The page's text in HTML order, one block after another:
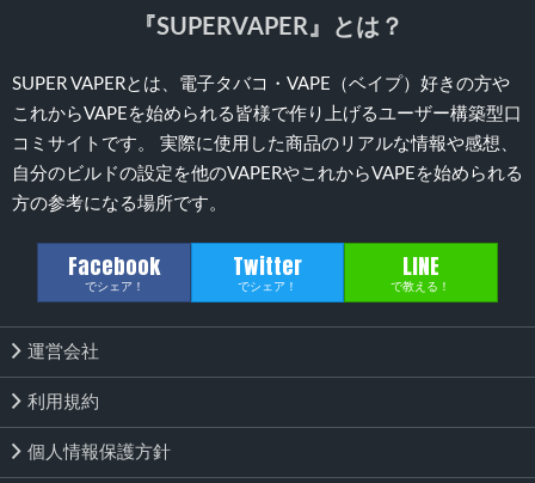
『SUPERVAPER』とは？
SUPER VAPERとは、電子タバコ・VAPE（ベイプ）好きの方や
これからVAPEを始められる皆様で作り上げるユーザー構築型口
コミサイトです。 実際に使用した商品のリアルな情報や感想、
自分のビルドの設定を他のVAPERやこれからVAPEを始められる
方の参考になる場所です。
Facebook
でシェア！
Twitter
でシェア！
LINE
で教える！
運営会社
利用規約
個人情報保護方針